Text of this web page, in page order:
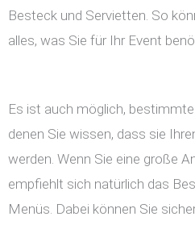
Besteck und Servietten. So
alles, was Sie für Ihr Event
Es ist auch möglich,
denen Sie wissen, dass sie
werden. Wenn Sie eine große
empfiehlt sich natürlich das
Menüs. Dabei können Sie